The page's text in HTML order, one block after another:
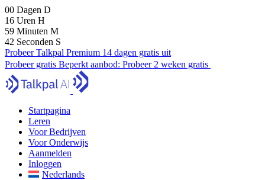
00 Dagen D
16 Uren H
59 Minuten M
41 Seconden S
Probeer Talkpal Premium 14 dagen gratis uit
Probeer gratis Beperkt aanbod: Probeer 2 weken gratis
Startpagina
Leren
Voor Bedrijven
Voor Onderwijs
Aanmelden
Inloggen
Nederlands